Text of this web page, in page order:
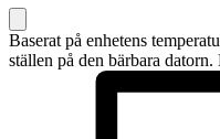
Baserat på enhetens
ställen på den bärbara